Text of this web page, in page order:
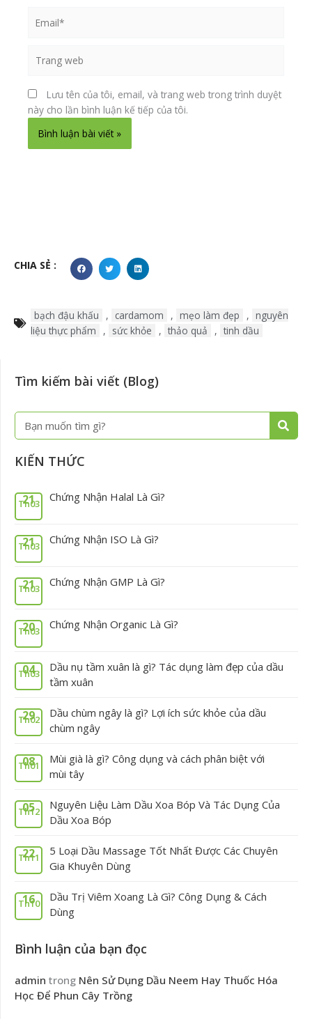
web
Lưu tên của tôi, email, và trang web trong trình duyệt
này cho lần bình luận kế tiếp của tôi.
CHIA SẺ :
bạch đậu khấu , cardamom , mẹo làm đẹp , nguyên
liệu thực phẩm
, sức khỏe , thảo quả , tinh dầu
Tìm kiếm bài viết (Blog)
Tìm
kiếm
KIẾN THỨC
21
Th03 Chứng Nhận Halal Là Gì?
21
Th03 Chứng Nhận ISO Là Gì?
21
Th03 Chứng Nhận GMP Là Gì?
20
Th03 Chứng Nhận Organic Là Gì?
04
Th03
Dầu nụ tầm xuân là gì? Tác dụng làm đẹp của dầu
tầm xuân
29
Th02
Dầu chùm ngây là gì? Lợi ích sức khỏe của dầu
chùm ngây
08
Th01
Mùi già là gì? Công dụng và cách phân biệt với
mùi tây
05
Th12
Nguyên Liệu Làm Dầu Xoa Bóp Và Tác Dụng Của
Dầu Xoa Bóp
22
Th11
5 Loại Dầu Massage Tốt Nhất Được Các Chuyên
Gia Khuyên Dùng
16
Th10
Dầu Trị Viêm Xoang Là Gì? Công Dụng & Cách
Dùng
Bình luận của bạn đọc
admin trong Nên Sử Dụng Dầu Neem Hay Thuốc Hóa
Học Để Phun Cây Trồng